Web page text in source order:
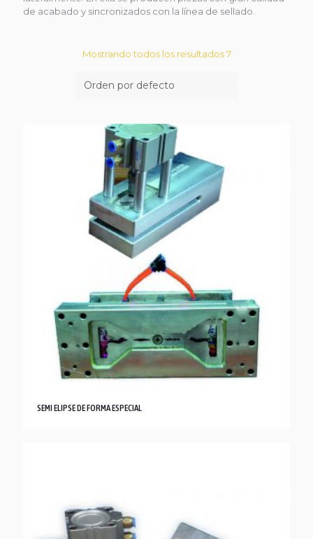
de acabado y sincronizados con la línea de sellado.
Mostrando todos los resultados 7
SEMI ELIPSE DE FORMA ESPECIAL